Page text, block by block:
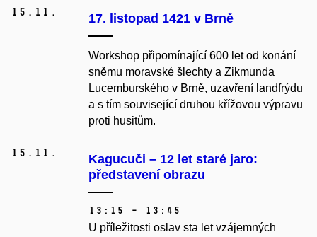
15. 11. 17. listopad 1421 v Brně
Workshop připomínající 600 let od konání
sněmu moravské šlechty a Zikmunda
Lucemburského v Brně, uzavření landfrýdu
a s tím související druhou křížovou výpravu
proti husitům.
15. 11.
Kagucuči – 12 let staré jaro:
představení obrazu
13:15 – 13:45
U příležitosti oslav sta let vzájemných